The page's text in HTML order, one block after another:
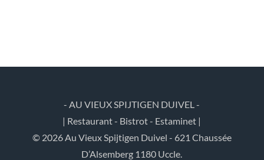
- AU VIEUX SPIJTIGEN DUIVEL -
| Restaurant - Bistrot - Estaminet |
© 2026 Au Vieux Spijtigen Duivel - 621 Chaussée
D’Alsemberg 1180 Uccle.